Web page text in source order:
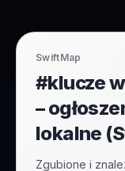
SwiftMap
#klucze
–
lokalne
Zgubione i